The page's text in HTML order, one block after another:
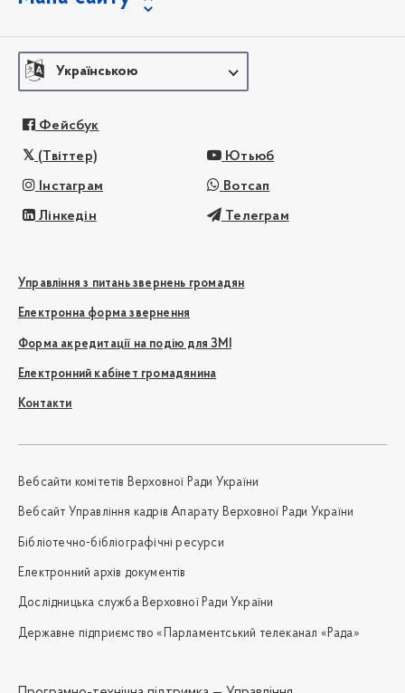
Українською
Фейсбук
(Твіттер) Ютьюб
Інстаграм Вотсап
Лінкедін Телеграм
Управління з питань звернень громадян
Електронна форма звернення
Форма акредитації на подію для ЗМІ
Електронний кабінет громадянина
Контакти
Вебсайти комітетів Верховної Ради України
Вебсайт Управління кадрів Апарату Верховної Ради України
Бібліотечно-бібліографічні ресурси
Електронний архів документів
Дослідницька служба Верховної Ради України
Державне підприємство «Парламентський телеканал «Рада»